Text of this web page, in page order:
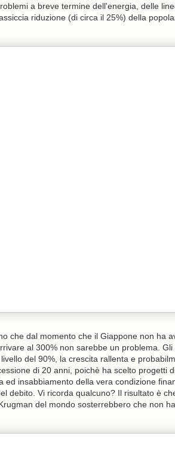
a breve termine dell'energia, delle
riduzione (di circa il 25%) della
che dal momento che il Giappone non ha
al 300% non sarebbe un problema.
del 90%, la crescita rallenta e
di 20 anni, poichè ha scelto progetti
ed insabbiamento della vera condizione
debito. Vi ricorda qualcuno? Il risultato è
del mondo sosterrebbero che non